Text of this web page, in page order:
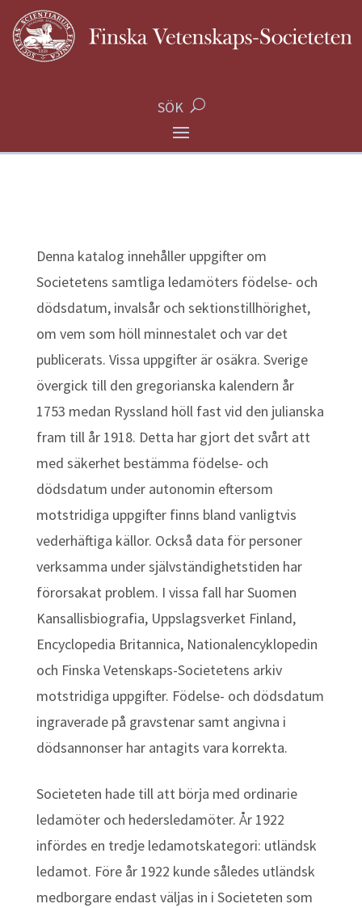
SÖK
Denna katalog innehåller uppgifter om
Societetens samtliga ledamöters födelse- och
dödsdatum, invalsår och sektionstillhörighet,
om vem som höll minnestalet och var det
publicerats. Vissa uppgifter är osäkra. Sverige
övergick till den gregorianska kalendern år
1753 medan Ryssland höll fast vid den julianska
fram till år 1918. Detta har gjort det svårt att
med säkerhet bestämma födelse- och
dödsdatum under autonomin eftersom
motstridiga uppgifter finns bland vanligtvis
vederhäftiga källor. Också data för personer
verksamma under självständighetstiden har
förorsakat problem. I vissa fall har Suomen
Kansallisbiografia, Uppslagsverket Finland,
Encyclopedia Britannica, Nationalencyklopedin
och Finska Vetenskaps-Societetens arkiv
motstridiga uppgifter. Födelse- och dödsdatum
ingraverade på gravstenar samt angivna i
dödsannonser har antagits vara korrekta.
Societeten hade till att börja med ordinarie
ledamöter och hedersledamöter. År 1922
infördes en tredje ledamotskategori: utländsk
ledamot. Före år 1922 kunde således utländsk
medborgare endast väljas in i Societeten som